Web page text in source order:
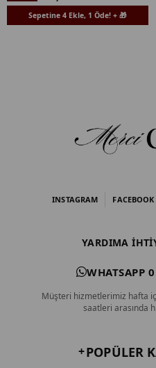
Sepetine 4 Ekle, 1 Öde! + 🎁
INSTAGRAM FACEBOOK
YARDIMA
WHATSAPP
Müşteri hizmetlerimiz hafta
saatleri arasında
POPÜLER